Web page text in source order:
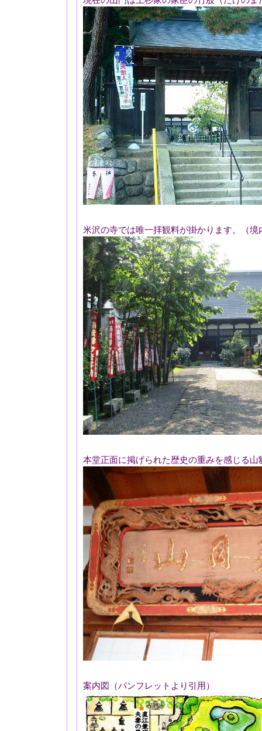
米沢の寺では唯一拝観料が掛かります。（
本堂正面に掲げられた歴史の重みを感じる山
案内図（パンフレットより引用）